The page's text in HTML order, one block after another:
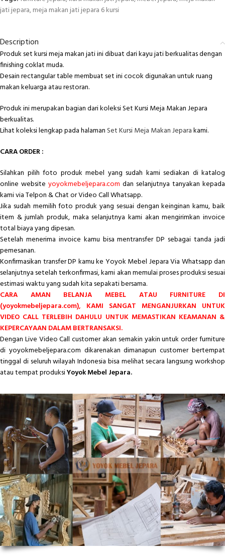
jati jepara,meja makan jati jepara 6 kursi
Description
Produk set kursi meja makan jati ini dibuat dari kayu jati berkualitas dengan
finishing coklat muda.
Desain rectangular table membuat set ini cocok digunakan untuk ruang
makan keluarga atau restoran.
Produk ini merupakan bagian dari koleksi Set Kursi Meja Makan Jepara
berkualitas.
Lihat koleksi lengkap pada halaman Set Kursi Meja Makan Jeparakami.
CARA ORDER :
Silahkan pilih foto produk mebel yang sudah kami sediakan di katalog
online website yoyokmebeljepara.com dan selanjutnya tanyakan kepada
kami via Telpon & Chat or Video Call Whatsapp.
Jika sudah memilih foto produk yang sesuai dengan keinginan kamu, baik
item & jumlah produk, maka selanjutnya kami akan mengirimkan invoice
total biaya yang dipesan.
Setelah menerima invoice kamu bisa mentransfer DP sebagai tanda jadi
pemesanan.
Konfirmasikan transfer DP kamu ke Yoyok Mebel Jepara Via Whatsapp dan
selanjutnya setelah terkonfirmasi, kami akan memulai proses produksi sesuai
estimasi waktu yang sudah kita sepakati bersama.
CARA AMAN BELANJA MEBEL ATAU FURNITURE DI
(yoyokmebeljepara.com), KAMI SANGAT MENGANJURKAN UNTUK
VIDEO CALL TERLEBIH DAHULU UNTUK MEMASTIKAN KEAMANAN &
KEPERCAYAAN DALAM BERTRANSAKSI.
Dengan Live Video Call customer akan semakin yakin untuk order furniture
di yoyokmebeljepara.com dikarenakan dimanapun customer bertempat
tinggal di seluruh wilayah Indonesia bisa melihat secara langsung workshop
atau tempat produksiYoyok Mebel Jepara.